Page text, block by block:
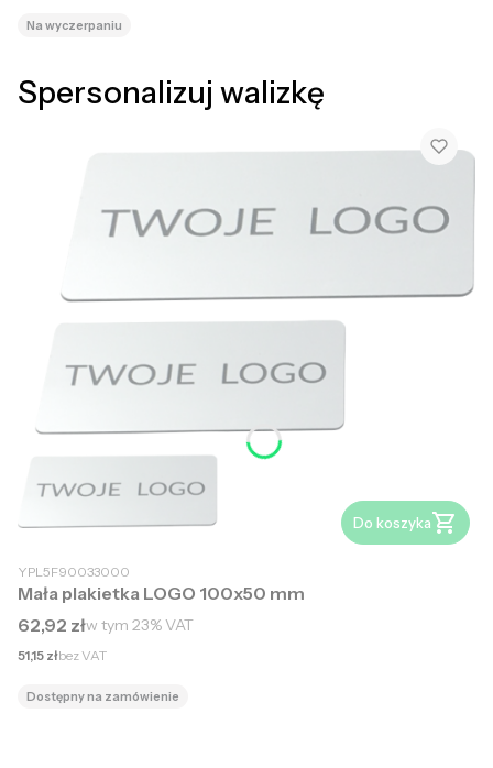
Na wyczerpaniu
Spersonalizuj walizkę
Do koszyka
YPL5F90033000
Mała plakietka LOGO 100x50 mm
Cena brutto
62,92 złw tym 23%VAT
Cena netto
51,15 złbez VAT
Dostępny na zamówienie